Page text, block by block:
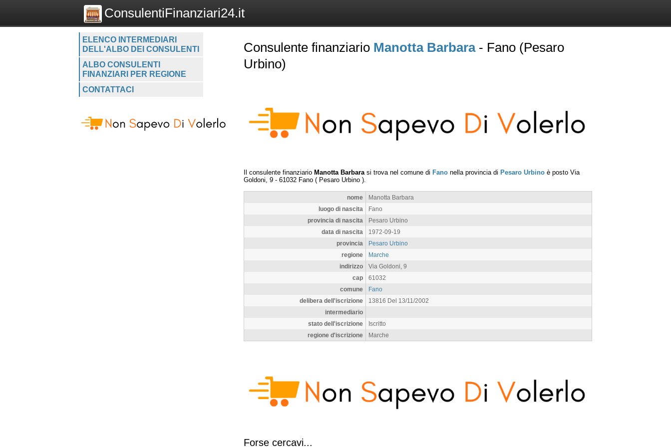
ConsulentiFinanziari24.it
ELENCO INTERMEDIARI
DELL'ALBO DEI CONSULENTI
ALBO CONSULENTI
FINANZIARI PER REGIONE
CONTATTACI
Consulente finanziario Manotta Barbara- Fano (Pesaro
Urbino)
Il consulente finanziario Manotta Barbara si trova nel comune di Fano nella provincia di Pesaro Urbino è posto Via
Goldoni, 9 - 61032 Fano ( Pesaro Urbino ).
nome
Manotta Barbara
luogo di nascita
Fano
provincia di nascita
Pesaro Urbino
data di nascita
1972-09-19
provincia
Pesaro Urbino
regione
Marche
indirizzo
Via Goldoni, 9
cap
61032
comune
Fano
delibera dell'iscrizione
13816 Del 13/11/2002
intermediario
stato dell'iscrizione
Iscritto
regione d'iscrizione
Marche
Forse cercavi...